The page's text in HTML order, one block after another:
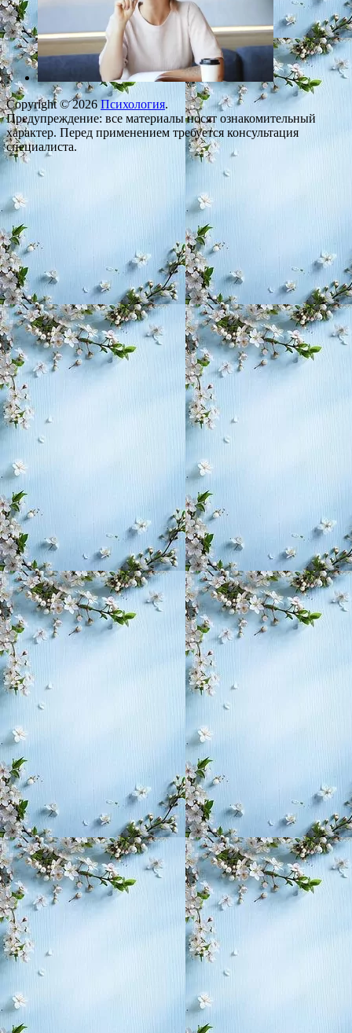
Copyright © 2026Психология.
Предупреждение: все материалы носят ознакомительный
характер. Перед применением требуется консультация
специалиста.